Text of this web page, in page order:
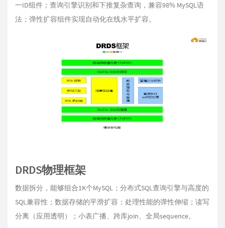
一ID组件；查询引擎识别和下推复杂查询，兼容98% MySQL语
法；弹性扩容组件实现自动化在线水平扩容。
DRDS物理框架
数据拆分，能够组合1K个MySQL；分布式SQL查询引擎与高度的
SQL兼容性；数据存储的平滑扩容；处理性能的弹性伸缩；读写
分离（应用透明）；小表广播、跨库join、全局sequence。